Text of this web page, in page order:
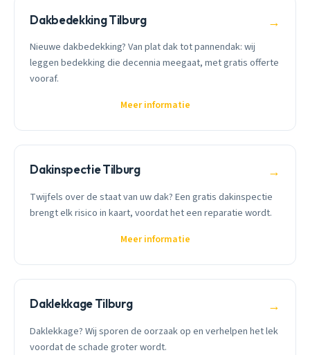
Dakbedekking Tilburg →
Nieuwe dakbedekking? Van plat dak tot pannendak: wij
leggen bedekking die decennia meegaat, met gratis offerte
vooraf.
Meer informatie
Dakinspectie Tilburg →
Twijfels over de staat van uw dak? Een gratis dakinspectie
brengt elk risico in kaart, voordat het een reparatie wordt.
Meer informatie
Daklekkage Tilburg →
Daklekkage? Wij sporen de oorzaak op en verhelpen het lek
voordat de schade groter wordt.